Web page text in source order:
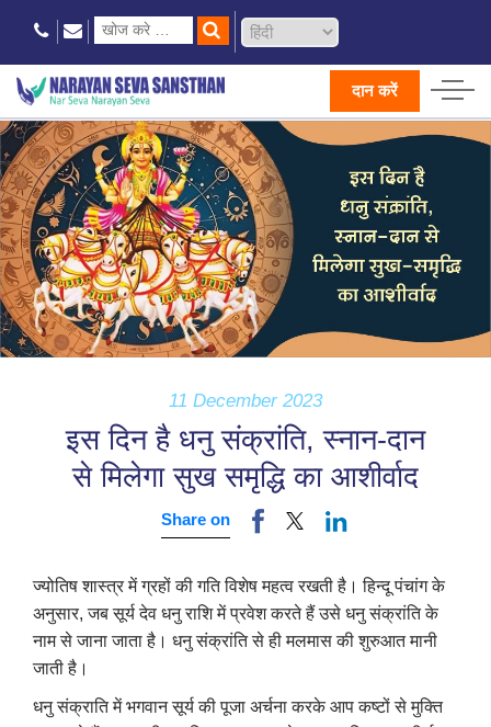
दान करें
11 December 2023
इस दिन है धनु संक्रांति, स्नान-दान
से मिलेगा सुख समृद्धि का आशीर्वाद
Share on
ज्योतिष शास्त्र में ग्रहों की गति विशेष महत्व रखती है। हिन्दू पंचांग के
अनुसार, जब सूर्य देव धनु राशि में प्रवेश करते हैं उसे धनु संक्रांति के
नाम से जाना जाता है। धनु संक्रांति से ही मलमास की शुरुआत मानी
जाती है।
धनु संक्राति में भगवान सूर्य की पूजा अर्चना करके आप कष्टों से मुक्ति